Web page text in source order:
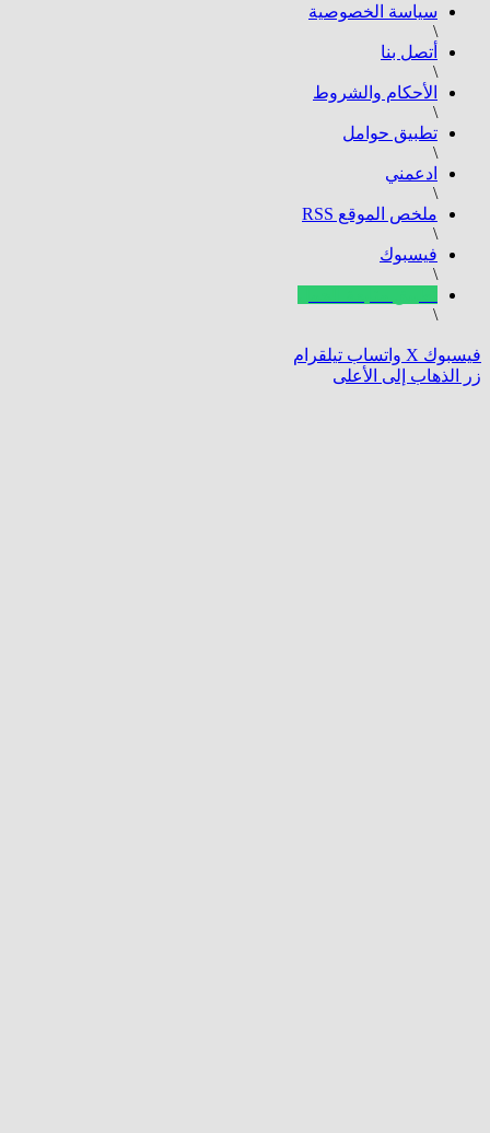
سياسة الخصوصية
أتصل بنا
الأحكام والشروط
تطبيق حوامل
ادعمني
ملخص الموقع RSS
فيسبوك
تطبيق متابعة الحمل
‫X واتساب تيلقرام
إلى الأعلى